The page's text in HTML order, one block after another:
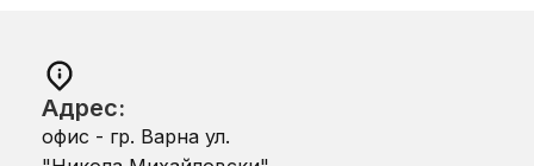
Адрес:
офис - гр. Варна ул.